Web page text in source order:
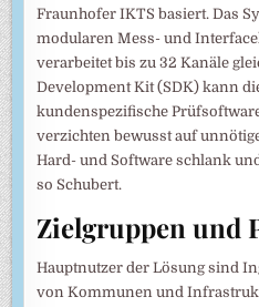
Fraunhofer IKTS basiert. Das
modularen Mess- und
verarbeitet bis zu 32 Kanäle
Development Kit (SDK) kann
kundenspezifische
verzichten bewusst auf
Hard- und Software schlank
so Schubert.
Zielgruppen und
Hauptnutzer der Lösung sind
von Kommunen und